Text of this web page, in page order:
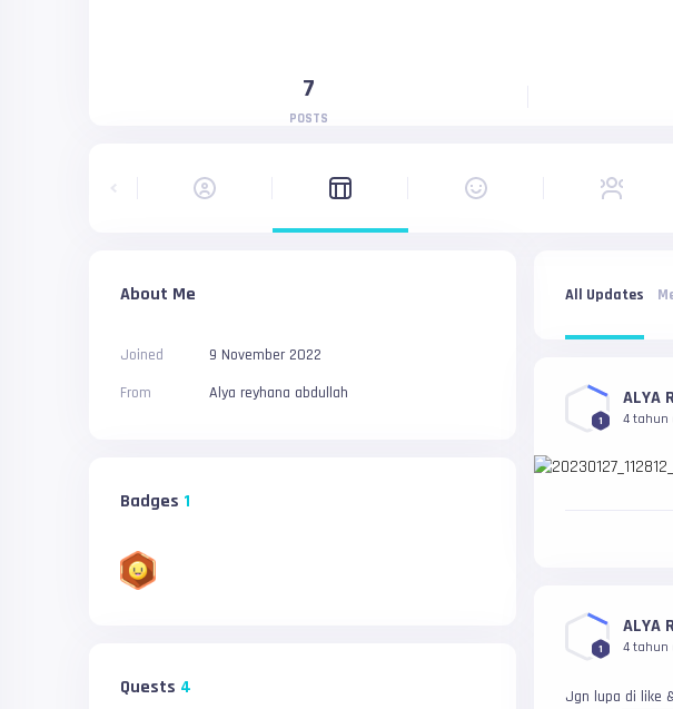
7
POSTS
About Me
Joined
9 November 2022
From
Alya reyhana abdullah
Badges 1
Quests 4
All Updates
1
ALYA
4 tahun
1
ALYA
4 tahun
Jgn lupa di like